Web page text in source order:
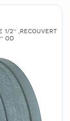
2’’ ,RECOUVERT
OD